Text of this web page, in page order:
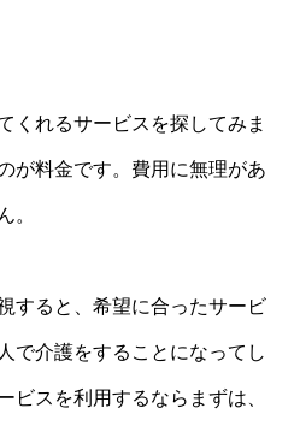
くれるサービスを探してみま
が料金です。費用に無理があ
。
すると、希望に合ったサービ
で介護をすることになってし
ビスを利用するならまずは、